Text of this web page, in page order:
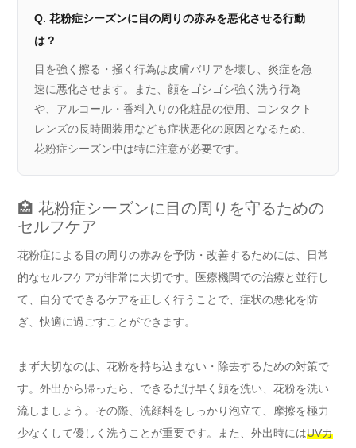
Q. 花粉症シーズンに目の周りの赤みを悪化させる行動
は？
目を強く擦る・掻く行為は皮膚バリアを壊し、炎症を急
速に悪化させます。また、顔をゴシゴシ強く洗う行為
や、アルコール・香料入りの化粧品の使用、コンタクト
レンズの長時間装用なども症状悪化の原因となるため、
花粉症シーズン中は特に注意が必要です。
🏥 花粉症シーズンに目の周りを守るための
セルフケア
花粉症による目の周りの赤みを予防・改善するためには、日常
的なセルフケアが非常に大切です。医療機関での治療と並行し
て、自分でできるケアを正しく行うことで、症状の悪化を防
ぎ、快適に過ごすことができます。
まず大切なのは、花粉を持ち込まない・除去するための対策で
す。外出から帰ったら、できるだけ早く顔を洗い、花粉を洗い
流しましょう。その際、洗顔料をしっかり泡立て、摩擦を極力
少なくして優しく洗うことが重要です。また、外出時にはUVカ